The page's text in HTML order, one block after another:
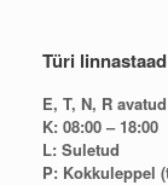
Türi
E, T, N, R
K: 08:00 – 18:00
L: Suletud
P: Kokkuleppel